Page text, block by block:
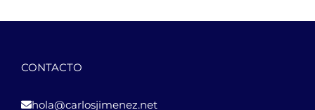
CONTACTO
hola@carlosjimenez.net